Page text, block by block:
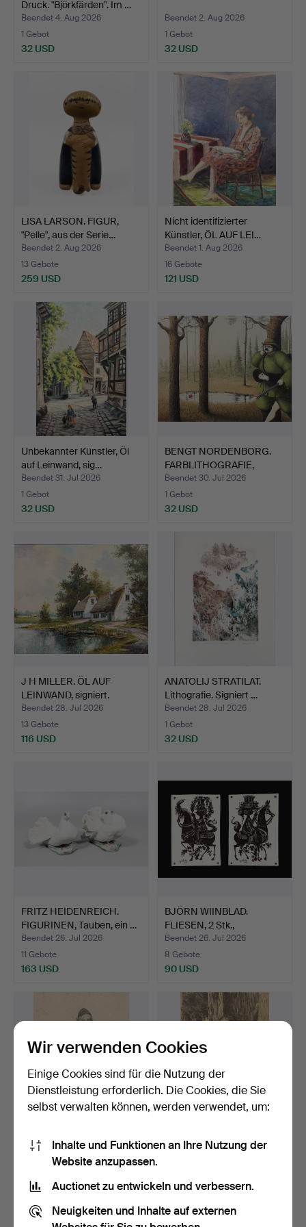
Druck. "Björkfärden". Im …
Beendet 4. Aug 2026
1 Gebot
32 USD
Beendet 2. Aug 2026
1 Gebot
32 USD
LISA LARSON. FIGUR,
"Pelle", aus der Serie…
Beendet 2. Aug 2026
13 Gebote
259 USD
Nicht identifizierter
Künstler, ÖL AUF LEI…
Beendet 1. Aug 2026
16 Gebote
121 USD
Unbekannter Künstler, Öl
auf Leinwand, sig…
Beendet 31. Jul 2026
1 Gebot
32 USD
BENGT NORDENBORG.
FARBLITHOGRAFIE,
"Lockfå…
Beendet 30. Jul 2026
1 Gebot
32 USD
J H MILLER. ÖL AUF
LEINWAND, signiert.
Beendet 28. Jul 2026
13 Gebote
116 USD
ANATOLIJ STRATILAT.
Lithografie. Signiert …
Beendet 28. Jul 2026
1 Gebot
32 USD
FRITZ HEIDENREICH.
FIGURINEN, Tauben, ein …
Beendet 26. Jul 2026
11 Gebote
163 USD
BJÖRN WIINBLAD.
FLIESEN, 2 Stk.,
"Romantis…
Beendet 26. Jul 2026
8 Gebote
90 USD
CARL LARSSON.
RADIERUNG, "Snickare
Hellber…
Beendet 25. Jul 2026
11 Gebote
ANDERS ZORN. NACH.
LITHOGRAFISCHER
1 Gebot
Wir verwenden Cookies
Einige Cookies sind für die Nutzung der
Dienstleistung erforderlich. Die Cookies, die Sie
selbst verwalten können, werden verwendet, um:
Inhalte und Funktionen an Ihre Nutzung der
Website anzupassen.
Auctionet zu entwickeln und verbessern.
Neuigkeiten und Inhalte auf externen